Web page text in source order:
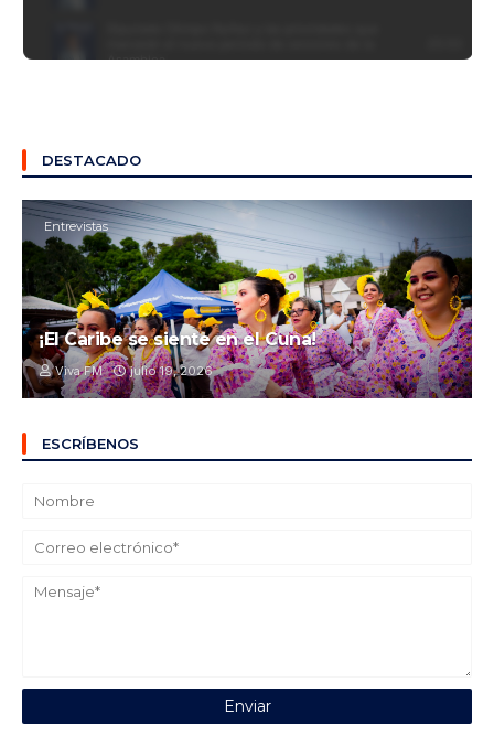
DESTACADO
Entrevistas
¡El Caribe se siente en el Cuna!
Viva FM julio 19, 2026
ESCRÍBENOS